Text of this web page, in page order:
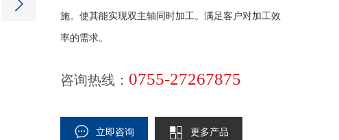
施。使其能实现双主轴同时加工。满足客户对加工效
率的需求。
咨询热线： 0755-27267875
立即咨询 更多产品